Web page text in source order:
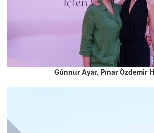
Günnur Ayar, Pınar Özdemir